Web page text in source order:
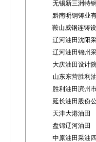
无锡新三洲特
黔南明钢铸业
鞍山威钢连铸
辽河油田沈阳
辽河油田锦州
大庆油田设计
山东东营胜利
胜利油田滨州
延长油田股份
天津大港油田
盘锦辽河油田
中原油田采油